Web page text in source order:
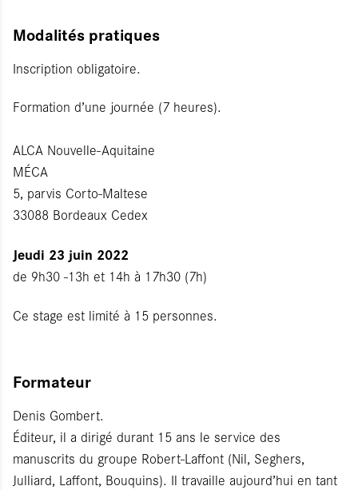
Modalités pratiques
Inscription obligatoire.
Formation d’une journée (7 heures).
ALCA Nouvelle-Aquitaine
MÉCA
5, parvis Corto-Maltese
33088 Bordeaux Cedex
Jeudi 23 juin 2022
de 9h30 -13h et 14h à 17h30 (7h)
Ce stage est limité à 15 personnes.
Formateur
Denis Gombert.
Éditeur, il a dirigé durant 15 ans le service des
manuscrits du groupe Robert-Laffont (Nil, Seghers,
Julliard, Laffont, Bouquins). Il travaille aujourd’hui en tant